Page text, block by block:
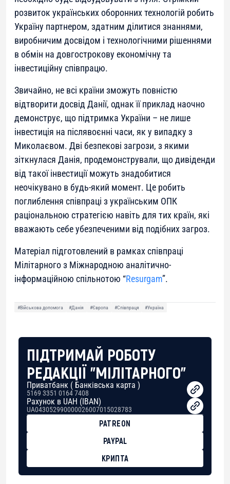
розвиток українських оборонних технологій робить
Україну партнером, здатним ділитися знаннями,
виробничим досвідом і технологічними рішеннями
в обмін на довгострокову економічну та
інвестиційну співпрацю.
Звичайно, не всі країни зможуть повністю
відтворити досвід Данії, однак її приклад наочно
демонструє, що підтримка України – не лише
інвестиція на післявоєнні часи, як у випадку з
Миколаєвом. Дві безпекові загрози, з якими
зіткнулася Данія, продемонстрували, що дивіденди
від такої інвестиції можуть знадобитися
неочікувано в будь-який момент. Це робить
поглиблення співпраці з українським ОПК
раціональною стратегією навіть для тих країн, які
вважають себе убезпеченими від подібних загроз.
Матеріал підготовлений в рамках співпраці
Мілітарного з Міжнародною аналітично-
інформаційною спільнотою “Resurgam”.
#Військова допомога #Данія #Європа #Співпраця #Україна
ПІДТРИМАЙ РОБОТУ
РЕДАКЦІЇ "МІЛІТАРНОГО"
Приватбанк ( Банківська карта )
5169 3351 0164 7408
Рахунок в UAH (IBAN)
UA043052990000026007015028783
PATREON
PAYPAL
КРИПТА